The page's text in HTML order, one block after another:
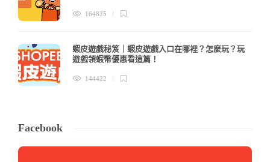
164825
蝦皮遊戲秘笈｜蝦皮遊戲入口在哪裡？怎麼玩？玩
遊戲領蝦幣優惠看這篇！
144422
Facebook